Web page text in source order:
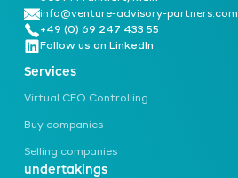
info@venture-advisory-partners.com
+49 (0) 69 247 433 55
Follow us on LinkedIn
Services
Virtual CFO Controlling
Buy companies
Selling companies
undertakings